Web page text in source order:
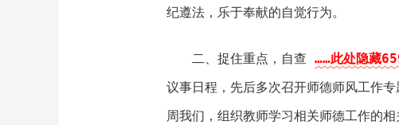
纪遵法，乐于奉献的自觉行为。
二、捉住重点，自查 ……此处隐藏
议事日程，先后多次召开师德师风工作
周我们，组织教师学习相关师德工作的